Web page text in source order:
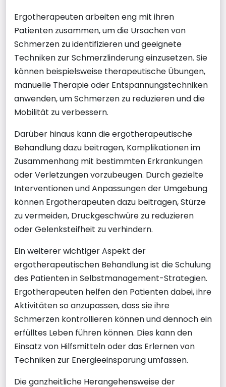
Ergotherapeuten arbeiten eng mit ihren
Patienten zusammen, um die Ursachen von
Schmerzen zu identifizieren und geeignete
Techniken zur Schmerzlinderung einzusetzen. Sie
können beispielsweise therapeutische Übungen,
manuelle Therapie oder Entspannungstechniken
anwenden, um Schmerzen zu reduzieren und die
Mobilität zu verbessern.
Darüber hinaus kann die ergotherapeutische
Behandlung dazu beitragen, Komplikationen im
Zusammenhang mit bestimmten Erkrankungen
oder Verletzungen vorzubeugen. Durch gezielte
Interventionen und Anpassungen der Umgebung
können Ergotherapeuten dazu beitragen, Stürze
zu vermeiden, Druckgeschwüre zu reduzieren
oder Gelenksteifheit zu verhindern.
Ein weiterer wichtiger Aspekt der
ergotherapeutischen Behandlung ist die Schulung
des Patienten in Selbstmanagement-Strategien.
Ergotherapeuten helfen den Patienten dabei, ihre
Aktivitäten so anzupassen, dass sie ihre
Schmerzen kontrollieren können und dennoch ein
erfülltes Leben führen können. Dies kann den
Einsatz von Hilfsmitteln oder das Erlernen von
Techniken zur Energieeinsparung umfassen.
Die ganzheitliche Herangehensweise der